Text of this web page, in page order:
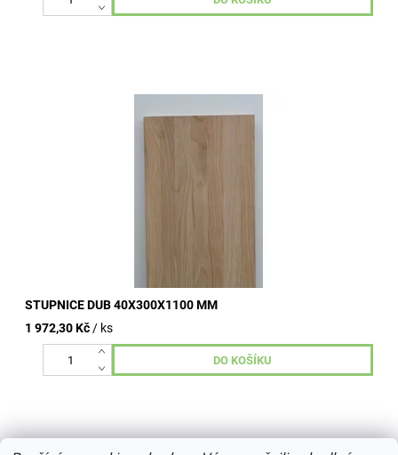
mm kvalita A/B schodišťové stupně Vám můžeme také vyrobit
STUPNICE DUB 40X300X1100 MM
1 972,30 Kč / ks